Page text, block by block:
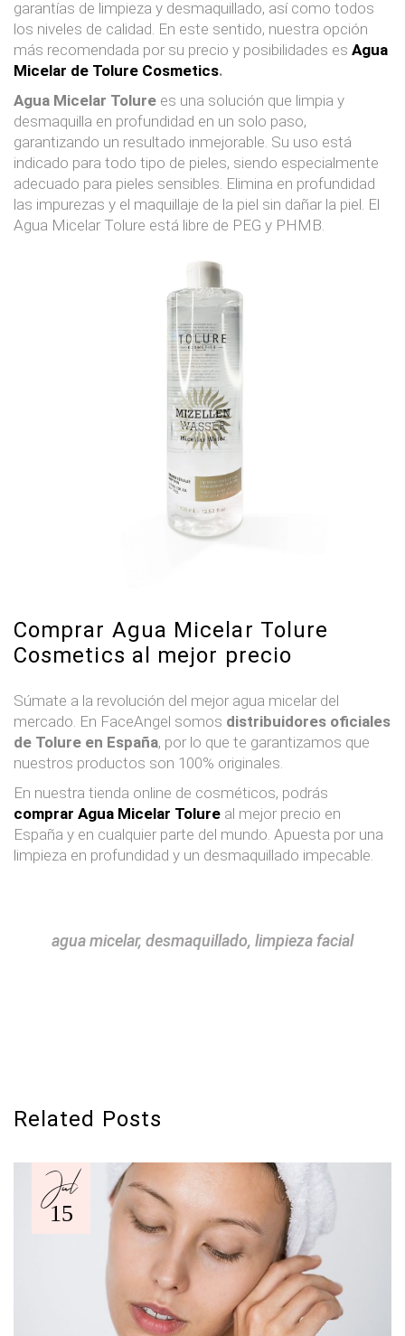
garantías de limpieza y desmaquillado, así como todos
los niveles de calidad. En este sentido, nuestra opción
más recomendada por su precio y posibilidades es Agua
Micelar de Tolure Cosmetics.
Agua Micelar Tolure es una solución que limpia y
desmaquilla en profundidad en un solo paso,
garantizando un resultado inmejorable. Su uso está
indicado para todo tipo de pieles, siendo especialmente
adecuado para pieles sensibles. Elimina en profundidad
las impurezas y el maquillaje de la piel sin dañar la piel. El
Agua Micelar Tolure está libre de PEG y PHMB.
Comprar Agua Micelar Tolure
Cosmetics al mejor precio
Súmate a la revolución del mejor agua micelar del
mercado. En FaceAngel somos distribuidores oficiales
de Tolure en España, por lo que te garantizamos que
nuestros productos son 100% originales.
En nuestra tienda online de cosméticos, podrás
comprar Agua Micelar Tolure al mejor precio en
España y en cualquier parte del mundo. Apuesta por una
limpieza en profundidad y un desmaquillado impecable.
agua micelar, desmaquillado, limpieza facial
Related Posts
Jul
15